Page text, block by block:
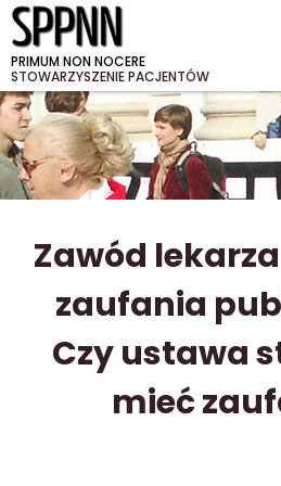
PRIMUM NON NOCERE
STOWARZYSZENIE PACJENTÓW
Zawód
zaufania
Czy ustawa
mieć